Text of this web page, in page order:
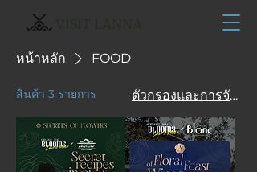
หน้าหลัก FOOD
สินค้า 3 รายการ ตัวกรองและการจัดเรียง